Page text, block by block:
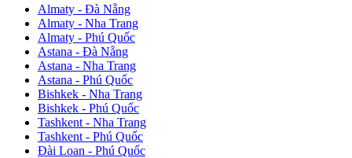
Almaty - Đà Nẵng
Almaty - Nha Trang
Almaty - Phú Quốc
Astana - Đà Nẵng
Astana - Nha Trang
Astana - Phú Quốc
Bishkek - Nha Trang
Bishkek - Phú Quốc
Tashkent - Nha Trang
Tashkent - Phú Quốc
Đài Loan - Phú Quốc